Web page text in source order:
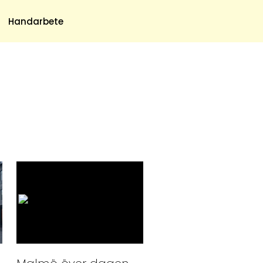
Handarbete
Nyhetsbrev
Integritetspolicy